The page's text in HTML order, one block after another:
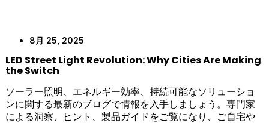
8月 25, 2025
LED Street Light Revolution: Why Cities Are Making
the Switch
ソーラー照明、エネルギー効率、持続可能なソリューショ
ンに関する最新のブログで情報を入手しましょう。専門家
による洞察、ヒント、製品ガイドをご覧になり、ご自宅や